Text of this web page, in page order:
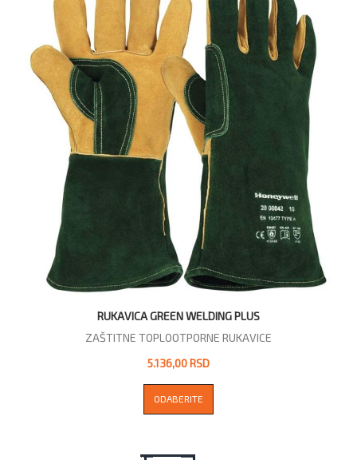
RUKAVICA GREEN WELDING PLUS
ZAŠTITNE TOPLOOTPORNE RUKAVICE
5.136,00 RSD
ODABERITE